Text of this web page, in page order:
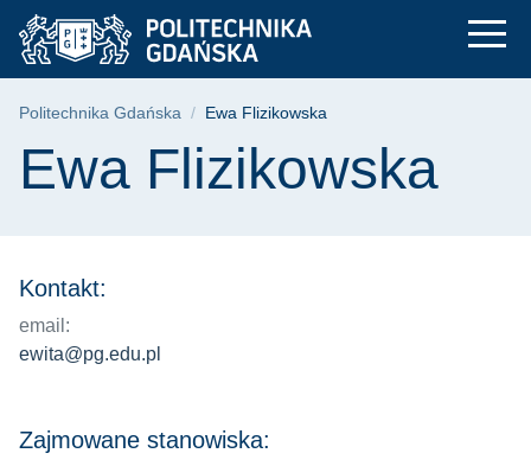
Przejdź
do
menu
Przejdź
do
wyszukiwarki
Przejdź
do
treści
Ewa Flizikowska |
Ścieżka nawigacyjna
Politechnika Gdańska Ewa Flizikowska
Treść strony
Ewa Flizikowska
Kontakt:
email:
ewita@pg.edu.pl
Zajmowane stanowiska: